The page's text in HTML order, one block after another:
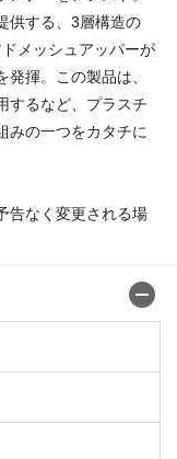
供する、3層構造の
メッシュアッパーが
揮。この製品は、
するなど、プラスチ
みの一つをカタチに
告なく変更される場